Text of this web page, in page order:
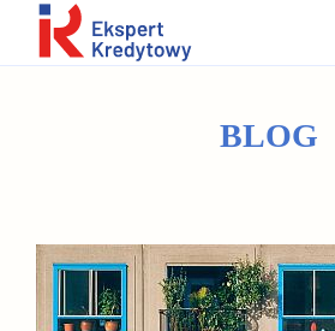
KALKULATOR KREDYTOWY
KONTAKT
BLOG